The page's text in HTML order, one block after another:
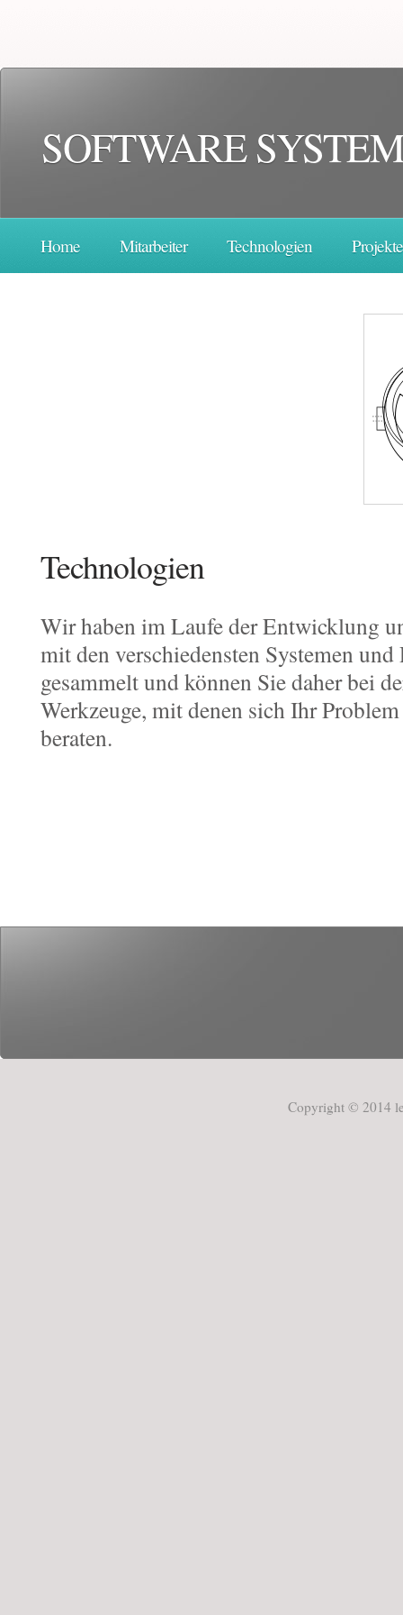
SOFTWARE SY
Home Mitarbeiter Technologien Projekte
Technologien
Wir haben im Laufe der Entwicklung
mit den verschiedensten Systemen
gesammelt und können Sie daher bei
Werkzeuge, mit denen sich Ihr
beraten.
Copyright © 2014